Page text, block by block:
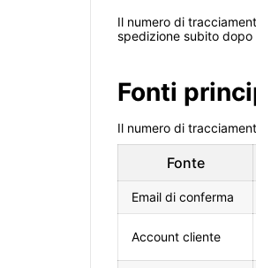
Il numero di
spedizione subito dopo
Fonti
Il numero di
Fonte
Email di conferma
Account cliente